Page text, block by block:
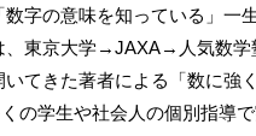
数字の意味を知っている」一
、東京大学→JAXA→人気数学
いてきた著者による「数に強
の学生や社会人の個別指導